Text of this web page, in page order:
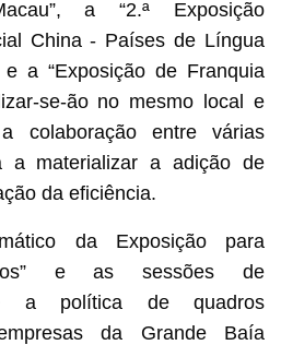
a “2.ª Exposição
China - Países de Língua
e a “Exposição de Franquia
se-ão no mesmo local e
colaboração entre várias
a materializar a adição de
da eficiência.
da Exposição para
e as sessões de
a política de quadros
da Grande Baía